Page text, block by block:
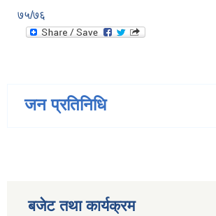
७५/७६
जन प्रतिनिधि
बजेट तथा कार्यक्रम